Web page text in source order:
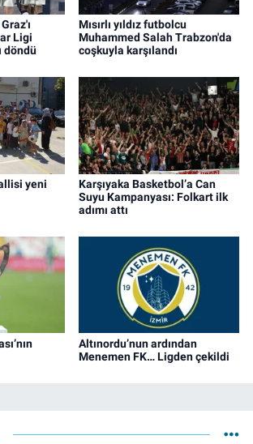
Ligi
döndü
Mısırlı yıldız futbolcu
Muhammed Salah Trabzon'da
coşkuyla karşılandı
yeni
Karşıyaka Basketbol’a Can
Suyu Kampanyası: Folkart ilk
adımı attı
Altınordu’nun ardından
Menemen FK… Ligden çekildi